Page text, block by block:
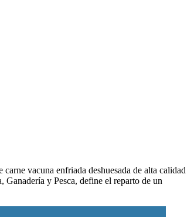
vacuna enfriada deshuesada de alta calidad
Ganadería y Pesca, define el reparto de un